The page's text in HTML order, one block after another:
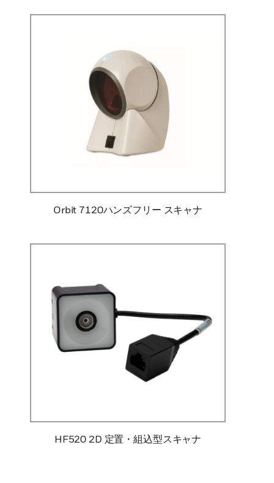
Orbit 7120ハンズフリー スキャナ
HF520 2D 定置・組込型スキャナ